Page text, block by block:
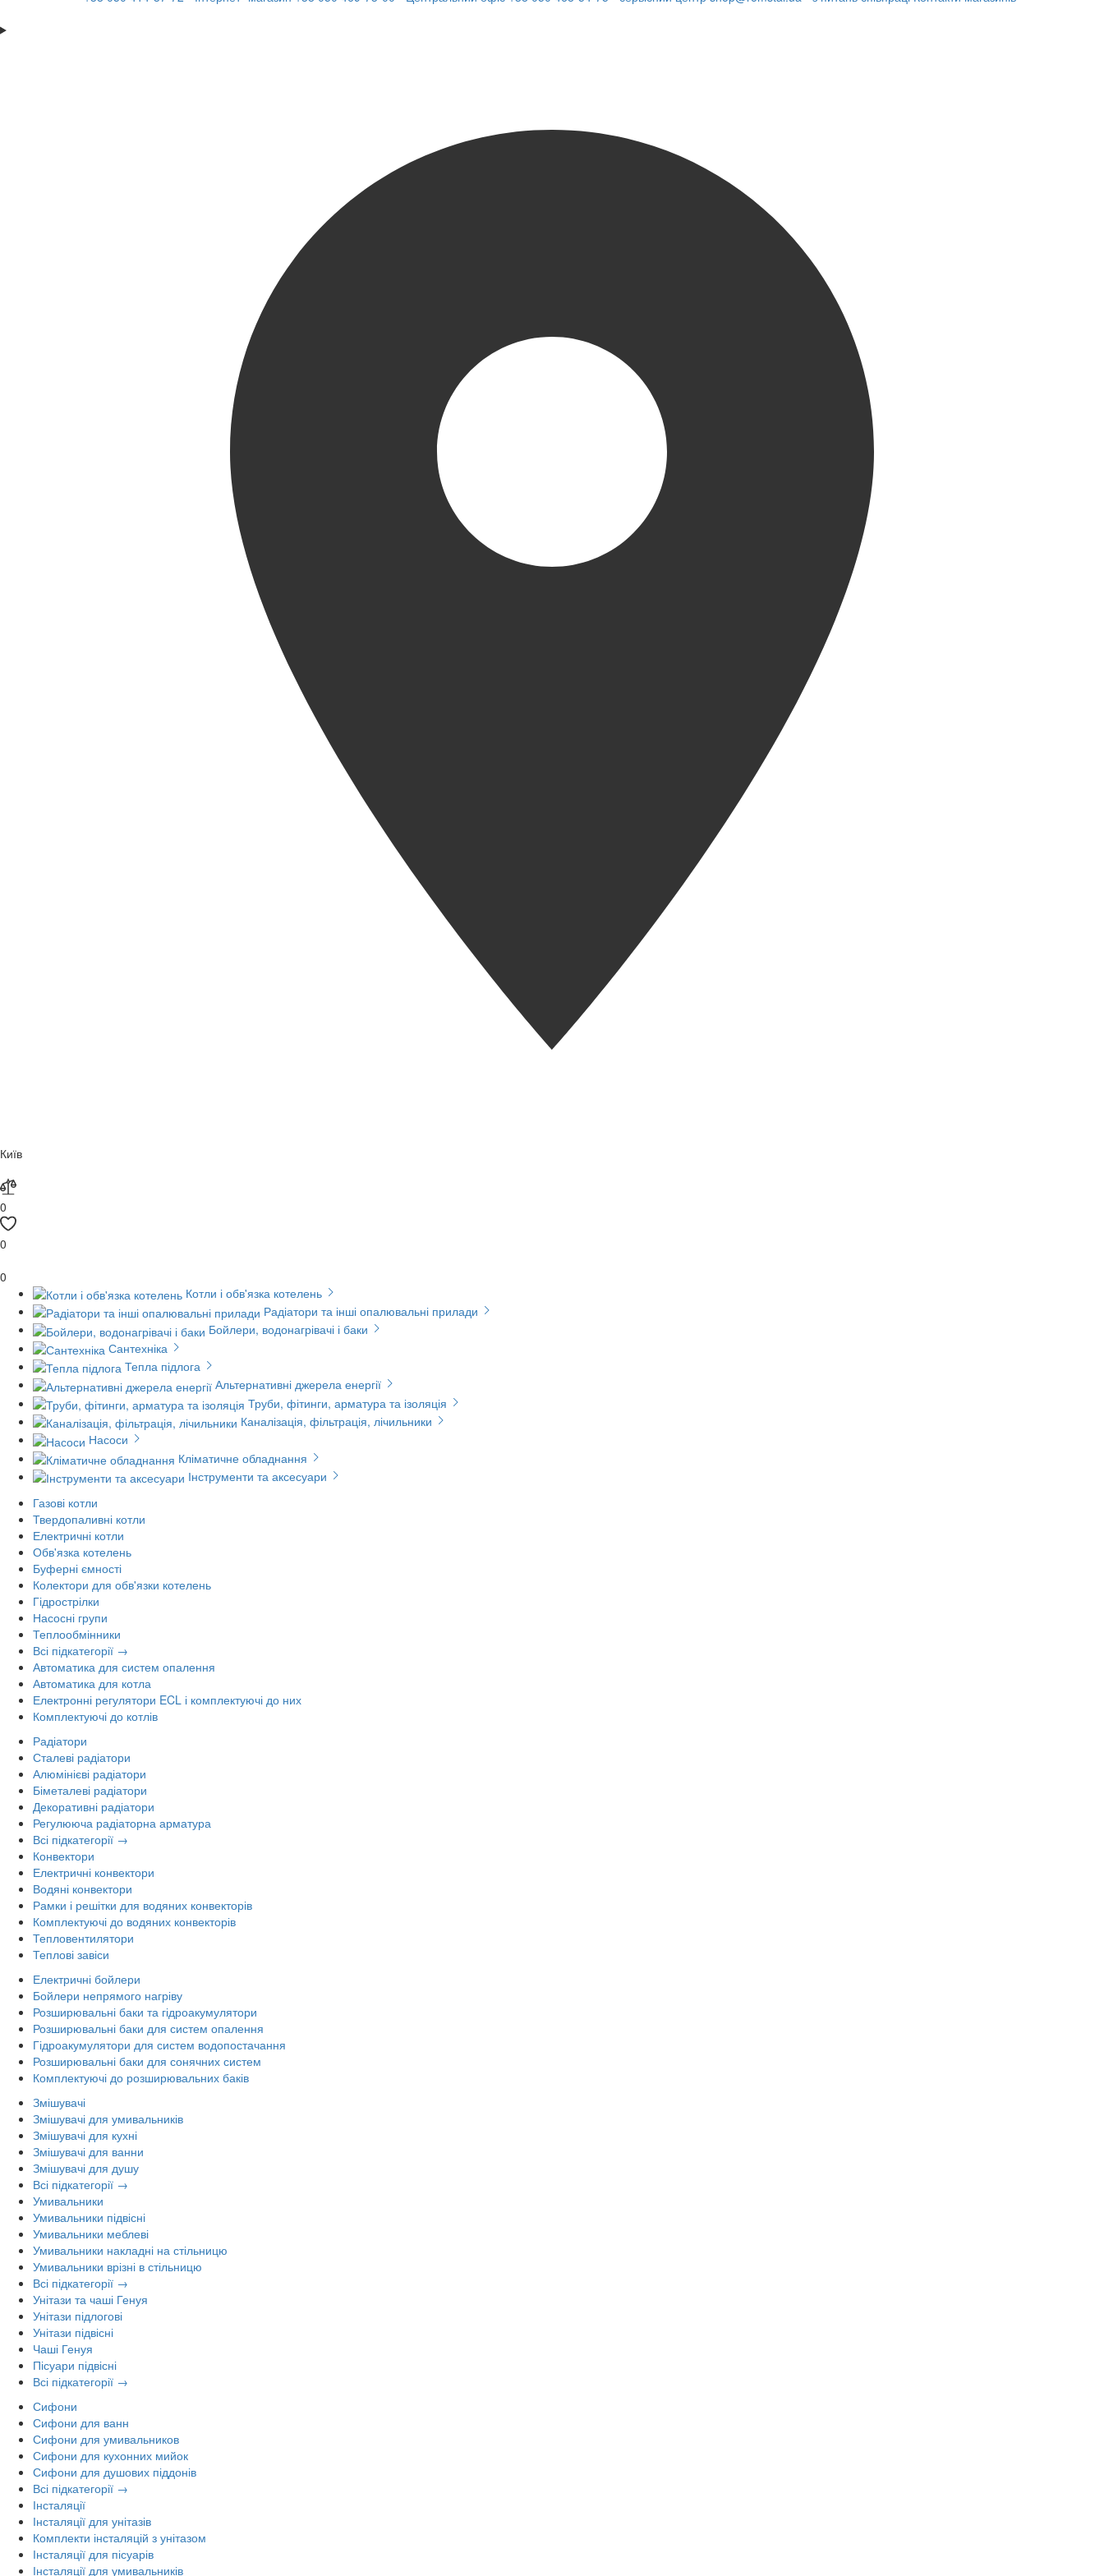
Київ
0
0
0
Котли і обв'язка котелень
Радіатори та інші опалювальні прилади
Бойлери, водонагрівачі і баки
Сантехніка
Тепла підлога
Альтернативні джерела енергії
Труби, фітинги, арматура та ізоляція
Каналізація, фільтрація, лічильники
Насоси
Кліматичне обладнання
Інструменти та аксесуари
Газові котли
Твердопаливні котли
Електричні котли
Обв'язка котелень
Буферні ємності
Колектори для обв'язки котелень
Гідрострілки
Насосні групи
Теплообмінники
Всі підкатегорії →
Автоматика для систем опалення
Автоматика для котла
Електронні регулятори ECL і комплектуючі до них
Комплектуючі до котлів
Радіатори
Сталеві радіатори
Алюмінієві радіатори
Біметалеві радіатори
Декоративні радіатори
Регулююча радіаторна арматура
Всі підкатегорії →
Конвектори
Електричні конвектори
Водяні конвектори
Рамки і решітки для водяних конвекторів
Комплектуючі до водяних конвекторів
Тепловентилятори
Теплові завіси
Електричні бойлери
Бойлери непрямого нагріву
Розширювальні баки та гідроакумулятори
Розширювальні баки для систем опалення
Гідроакумулятори для систем водопостачання
Розширювальні баки для сонячних систем
Комплектуючі до розширювальних баків
Змішувачі
Змішувачі для умивальників
Змішувачі для кухні
Змішувачі для ванни
Змішувачі для душу
Всі підкатегорії →
Умивальники
Умивальники підвісні
Умивальники меблеві
Умивальники накладні на стільницю
Умивальники врізні в стільницю
Всі підкатегорії →
Унітази та чаші Генуя
Унітази підлогові
Унітази підвісні
Чаші Генуя
Пісуари підвісні
Всі підкатегорії →
Сифони
Сифони для ванн
Сифони для умивальников
Сифони для кухонних мийок
Сифони для душових піддонів
Всі підкатегорії →
Інсталяції
Інсталяції для унітазів
Комплекти інсталяцій з унітазом
Інсталяції для пісуарів
Інсталяції для умивальників